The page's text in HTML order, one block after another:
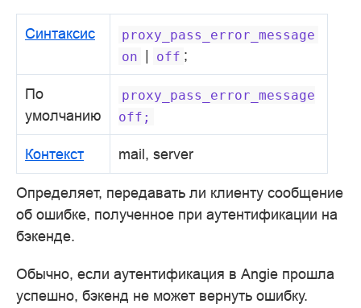
Синтаксис
proxy_pass_error_message
on | off ;
По
умолчанию
proxy_pass_error_message
off;
Контекст mail, server
Определяет, передавать ли клиенту сообщение
об ошибке, полученное при аутентификации на
бэкенде.
Обычно, если аутентификация в Angie прошла
успешно, бэкенд не может вернуть ошибку.